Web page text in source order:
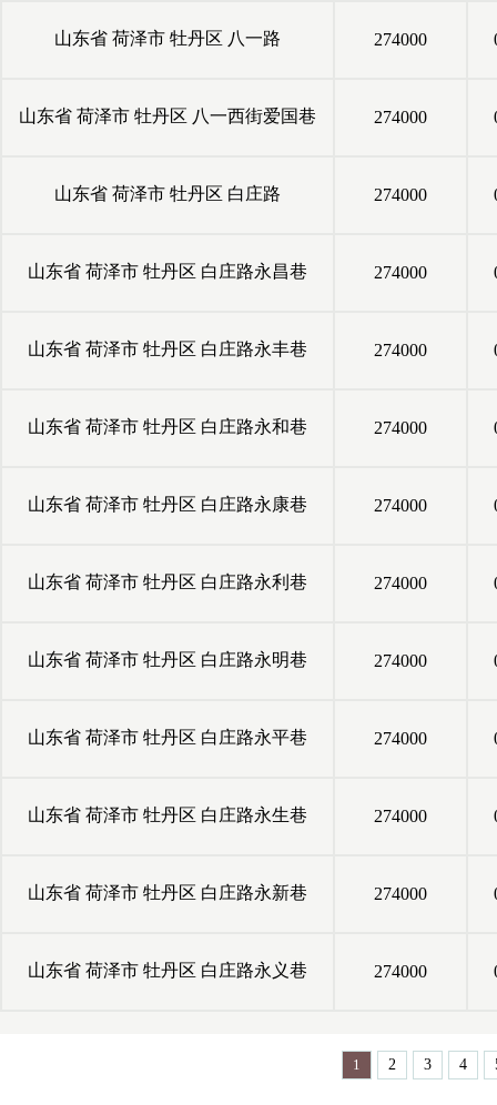
山东省 荷泽市 牡丹区 八一路 274000
山东省 荷泽市 牡丹区 八一西街爱国巷 274000
山东省 荷泽市 牡丹区 白庄路 274000
山东省 荷泽市 牡丹区 白庄路永昌巷 274000
山东省 荷泽市 牡丹区 白庄路永丰巷 274000
山东省 荷泽市 牡丹区 白庄路永和巷 274000
山东省 荷泽市 牡丹区 白庄路永康巷 274000
山东省 荷泽市 牡丹区 白庄路永利巷 274000
山东省 荷泽市 牡丹区 白庄路永明巷 274000
山东省 荷泽市 牡丹区 白庄路永平巷 274000
山东省 荷泽市 牡丹区 白庄路永生巷 274000
山东省 荷泽市 牡丹区 白庄路永新巷 274000
山东省 荷泽市 牡丹区 白庄路永义巷 274000
1 2 3 4